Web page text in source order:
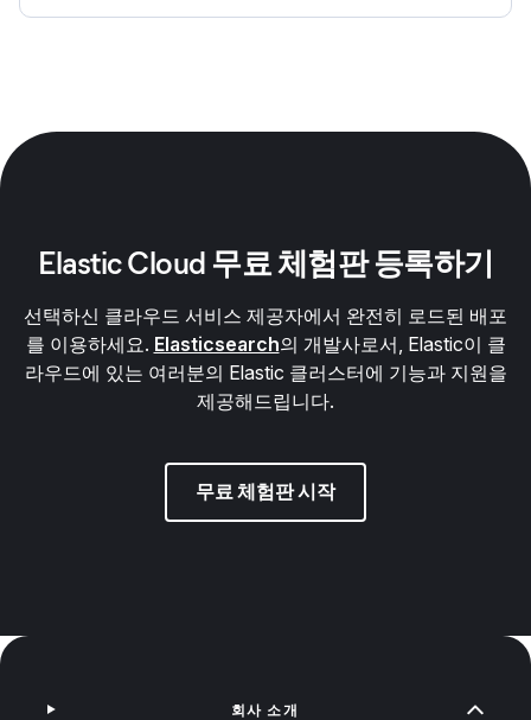
Elastic Cloud 무료 체험판 등록하기
선택하신 클라우드 서비스 제공자에서 완전히 로드된 배포
를 이용하세요. Elasticsearch의 개발사로서, Elastic이 클
라우드에 있는 여러분의 Elastic 클러스터에 기능과 지원을
제공해드립니다.
무료 체험판 시작
회사 소개